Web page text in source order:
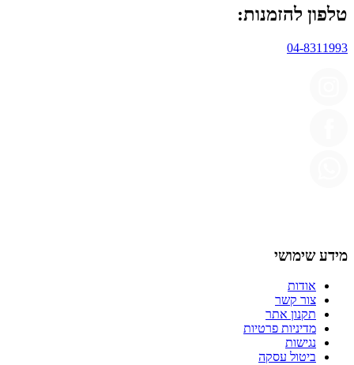
טלפון להזמנות:
04-8311993
מידע שימושי
אודות
צור קשר
תקנון אתר
מדיניות פרטיות
נגישות
ביטול עסקה